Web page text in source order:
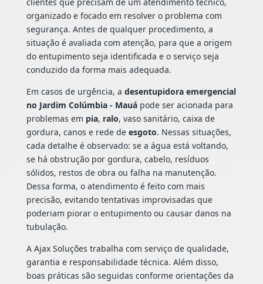
organizado e focado em resolver o problema com
segurança. Antes de qualquer procedimento, a
situação é avaliada com atenção, para que a origem
do entupimento seja identificada e o serviço seja
conduzido da forma mais adequada.
Em casos de urgência, a desentupidora emergencial
no Jardim Colúmbia - Mauápode ser acionada para
problemas em pia, ralo, vaso sanitário, caixa de
gordura, canos e rede de esgoto. Nessas situações,
cada detalhe é observado: se a água está voltando,
se há obstrução por gordura, cabelo, resíduos
sólidos, restos de obra ou falha na manutenção.
Dessa forma, o atendimento é feito com mais
precisão, evitando tentativas improvisadas que
poderiam piorar o entupimento ou causar danos na
tubulação.
A Ajax Soluções trabalha com serviço de qualidade,
garantia e responsabilidade técnica. Além disso,
boas práticas são seguidas conforme orientações da